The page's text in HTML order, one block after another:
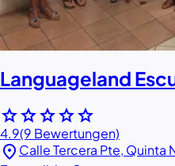
Languageland
starstarstarstarstar
4.9(9 Bewertungen)
location_on Calle Tercera Pte, Quinta